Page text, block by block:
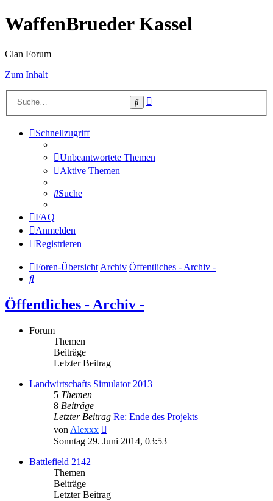
WaffenBrueder Kassel
Clan Forum
Zum Inhalt
Suche
Schnellzugriff
Unbeantwortete Themen
Aktive Themen
Suche
FAQ
Anmelden
Registrieren
Foren-ÜbersichtArchiv Öffentliches - Archiv -
Suche
Öffentliches - Archiv -
Forum
Themen
Beiträge
Letzter Beitrag
Landwirtschafts Simulator 2013
5 Themen
8 Beiträge
Letzter Beitrag Re: Ende des Projekts
von Alexxx
Beitrag
Sonntag 29. Juni 2014, 03:53
Battlefield 2142
Themen
Beiträge
Letzter Beitrag